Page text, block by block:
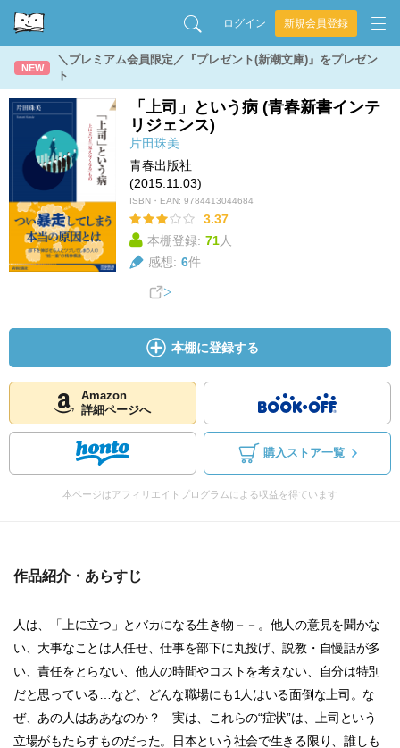
ログイン 新規会員登録
NEW
＼プレミアム会員限定／『プレゼント(新潮文庫)』をプレゼン
ト
「上司」という病 (青春新書インテ
リジェンス)
片田珠美
青春出版社
(2015.11.03)
ISBN・EAN: 9784413044684
3.37
本棚登録: 71人
感想: 6件
本棚に登録する
Amazon
詳細ページへ
購入ストア一覧
本ページはアフィリエイトプログラムによる収益を得ています
作品紹介・あらすじ
人は、「上に立つ」とバカになる生き物－－。他人の意見を聞かな
い、大事なことは人任せ、仕事を部下に丸投げ、説教・自慢話が多
い、責任をとらない、他人の時間やコストを考えない、自分は特別
だと思っている…など、どんな職場にも1人はいる面倒な上司。な
ぜ、あの人はああなのか？ 実は、これらの“症状”は、上司という
立場がもたらすものだった。日本という社会で生きる限り、誰しも